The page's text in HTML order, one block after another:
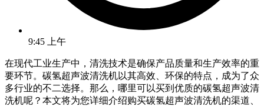
9:45 上午
在现代工业生产中，清洗技术是确保产品质量和生产效率的重
要环节。碳氢超声波清洗机以其高效、环保的特点，成为了众
多行业的不二选择。那么，哪里可以买到优质的碳氢超声波清
洗机呢？本文将为您详细介绍购买碳氢超声波清洗机的渠道、